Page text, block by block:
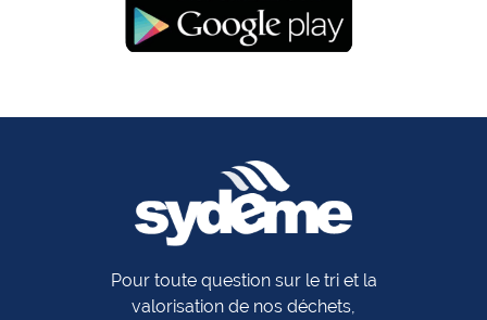
Pour toute question sur le tri et la
valorisation de nos déchets,